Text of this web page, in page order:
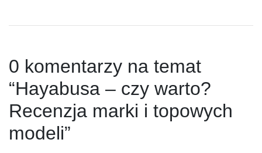
0 komentarzy na temat
“Hayabusa – czy warto?
Recenzja marki i topowych
modeli”